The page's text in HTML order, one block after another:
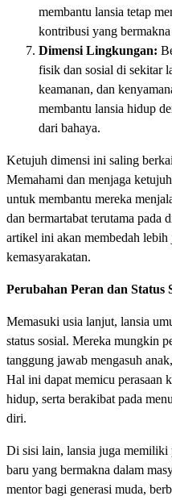
membantu lansia tetap
kontribusi yang
Dimensi Lingkungan:
fisik dan sosial di sekitar
keamanan, dan
membantu lansia hidup
dari bahaya.
Ketujuh dimensi ini saling
Memahami dan menjaga
untuk membantu mereka
dan bermartabat terutama pada
artikel ini akan membedah lebih
kemasyarakatan.
Perubahan Peran dan Status
Memasuki usia lanjut, lansia
status sosial. Mereka mungkin
tanggung jawab mengasuh
Hal ini dapat memicu perasaan
hidup, serta berakibat pada
diri.
Di sisi lain, lansia juga memiliki
baru yang bermakna dalam
mentor bagi generasi muda,